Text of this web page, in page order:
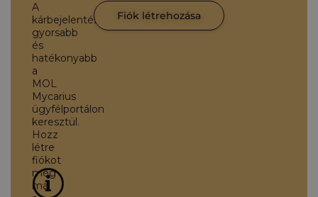
A
kárbejelentés
gyorsabb
és
hatékonyabb
a
MOL
Mycarius
ügyfélportálon
keresztül.
Hozz
létre
fiókot
még
ma
Fiók létrehozása